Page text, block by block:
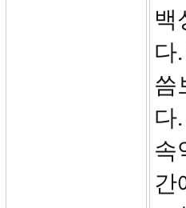
백
다
씀
다
속
간